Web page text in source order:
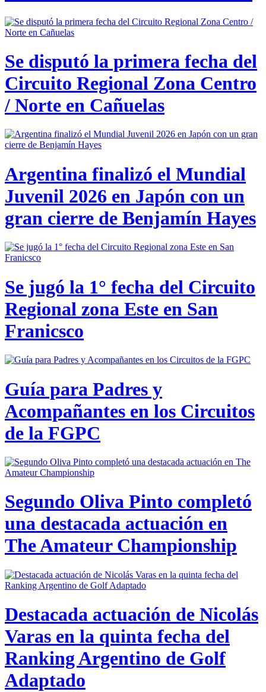
Se disputó la primera fecha del
Circuito Regional Zona Centro
/ Norte en Cañuelas
Argentina finalizó el Mundial
Juvenil 2026 en Japón con un
gran cierre de Benjamín Hayes
Se jugó la 1° fecha del Circuito
Regional zona Este en San
Franicsco
Guía para Padres y
Acompañantes en los Circuitos
de la FGPC
Segundo Oliva Pinto completó
una destacada actuación en
The Amateur Championship
Destacada actuación de Nicolás
Varas en la quinta fecha del
Ranking Argentino de Golf
Adaptado